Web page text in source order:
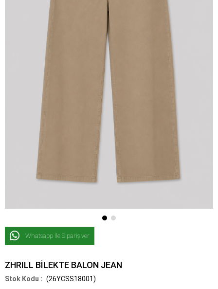
Whatsapp İle Sipariş ver
ZHRILL BİLEKTE BALON JEAN
(26YCSS18001)